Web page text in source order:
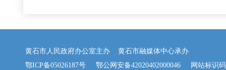
黄石市人民政府办公室主办 黄石市融媒体中心承办
鄂ICP备05026187号
鄂公网安备42020402000046 网站标识码